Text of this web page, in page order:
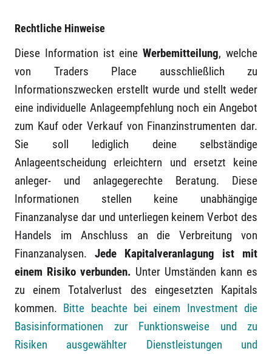
Rechtliche Hinweise
Diese Information ist eineWerbemitteilung, welche
von Traders Place ausschließlich zu
Informationszwecken erstellt wurde und stellt weder
eine individuelle Anlageempfehlung noch ein Angebot
zum Kauf oder Verkauf von Finanzinstrumenten dar.
Sie soll lediglich deine selbständige
Anlageentscheidung erleichtern und ersetzt keine
anleger- und anlagegerechte Beratung. Diese
Informationen stellen keine unabhängige
Finanzanalyse dar und unterliegen keinem Verbot des
Handels im Anschluss an die Verbreitung von
Finanzanalysen. Jede Kapitalveranlagung ist mit
einem Risiko verbunden. Unter Umständen kann es
zu einem Totalverlust des eingesetzten Kapitals
kommen. Bitte beachte bei einem Investment die
Basisinformationen zur Funktionsweise und zu
Risiken ausgewählter Dienstleistungen und